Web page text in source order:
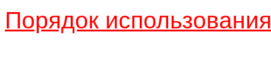
Порядок